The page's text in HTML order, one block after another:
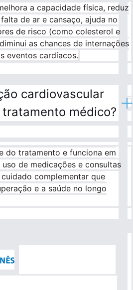
a capacidade física, reduz
de ar e cansaço, ajuda no
de risco (como colesterol e
as chances de internações
eventos cardíacos.
cardiovascular
médico?
do tratamento e funciona em
de medicações e consultas
cuidado complementar que
e a saúde no longo